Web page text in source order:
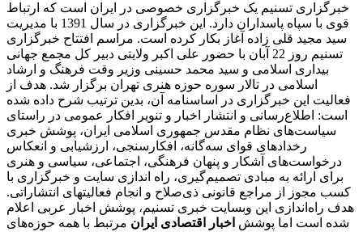
خبرگزاری تسنیم یک خبرگزاری خصوصی در ایران است که ارتباط
قوی با سپاه پاسداران دارد. این خبرگزاری در سال 1391 با مدیریت
سید مجید قلی زاده آغاز بکار کرده است. مراسم افتتاح خبرگزاری
تسنیم روز 22 آبان با حضور علی اکبر ولایتی دبیر کل مجمع جهانی
بیداری اسلامی و سید محمد حسینی وزیر وقت فرهنگ و ارشاد
اسلامی در تالار سوره حوزه هنری تهران برگزار شد. هدف از
فعالیت این خبرگزاری در اساسنامه آن، بدین ترتیب شرح داده شده
است: اطلاع‌رسانی و انتشار اخبار و تنویر افکار عمومی در راستای
سیاست‌های نظام مقدس جمهوری اسلامی ایران، پوشش خبری
رخدادهای قوای سه‌گانه، افکارسنجی، ارزشیابی و انعکاس
درخواست‌های آشکار و پنهان فرهنگی، اجتماعی، سیاسی و هنری
برای ارائه به مبادی تصمیم‌گیری، راه اندازی سایت و خبرگزاری با
کسب مجوز از مراجع قانونی ذی‌صلاح و انجام فعالیتهای انتشاراتی.
هدف راه‌اندازی این وبسایت خبری تسنیم، پوشش اخبار عربی اعلام
شده است اما پوشش اخبار اقتصادی ایران مرتبط با همه حوزه‌های